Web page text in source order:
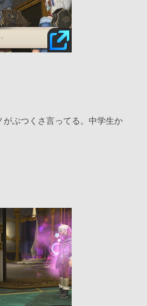
ぶつくさ言ってる。中学生か